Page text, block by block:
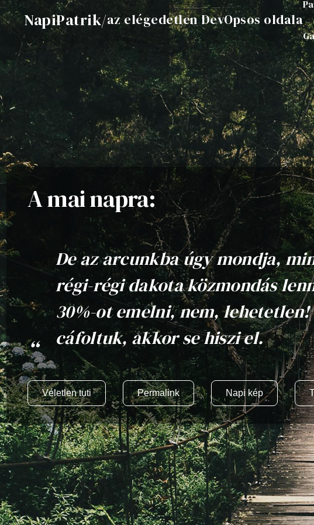
NapiPatrik/az elégedetlen DevOpsos oldala
A mai napra:
De az arcunkba úgy mondja,
régi-régi dakota közmondás
30%-ot emelni, nem, lehetetlen!
cáfoltuk, akkor se hiszi el.
Véletlen tuti Permalink Napi kép